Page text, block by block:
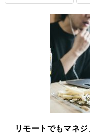
リモートでもマネ